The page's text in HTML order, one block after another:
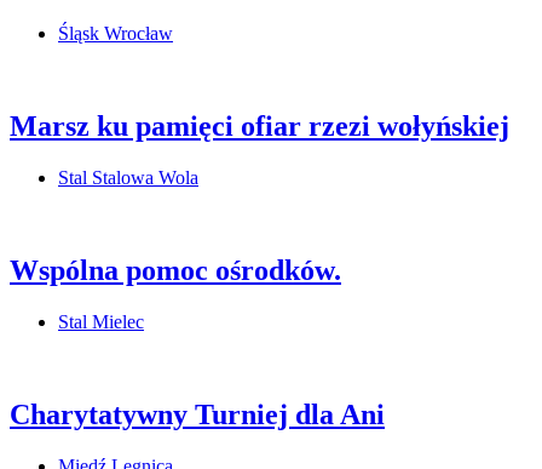
Śląsk Wrocław
Marsz ku pamięci ofiar rzezi wołyńskiej
Stal Stalowa Wola
Wspólna pomoc ośrodków.
Stal Mielec
Charytatywny Turniej dla Ani